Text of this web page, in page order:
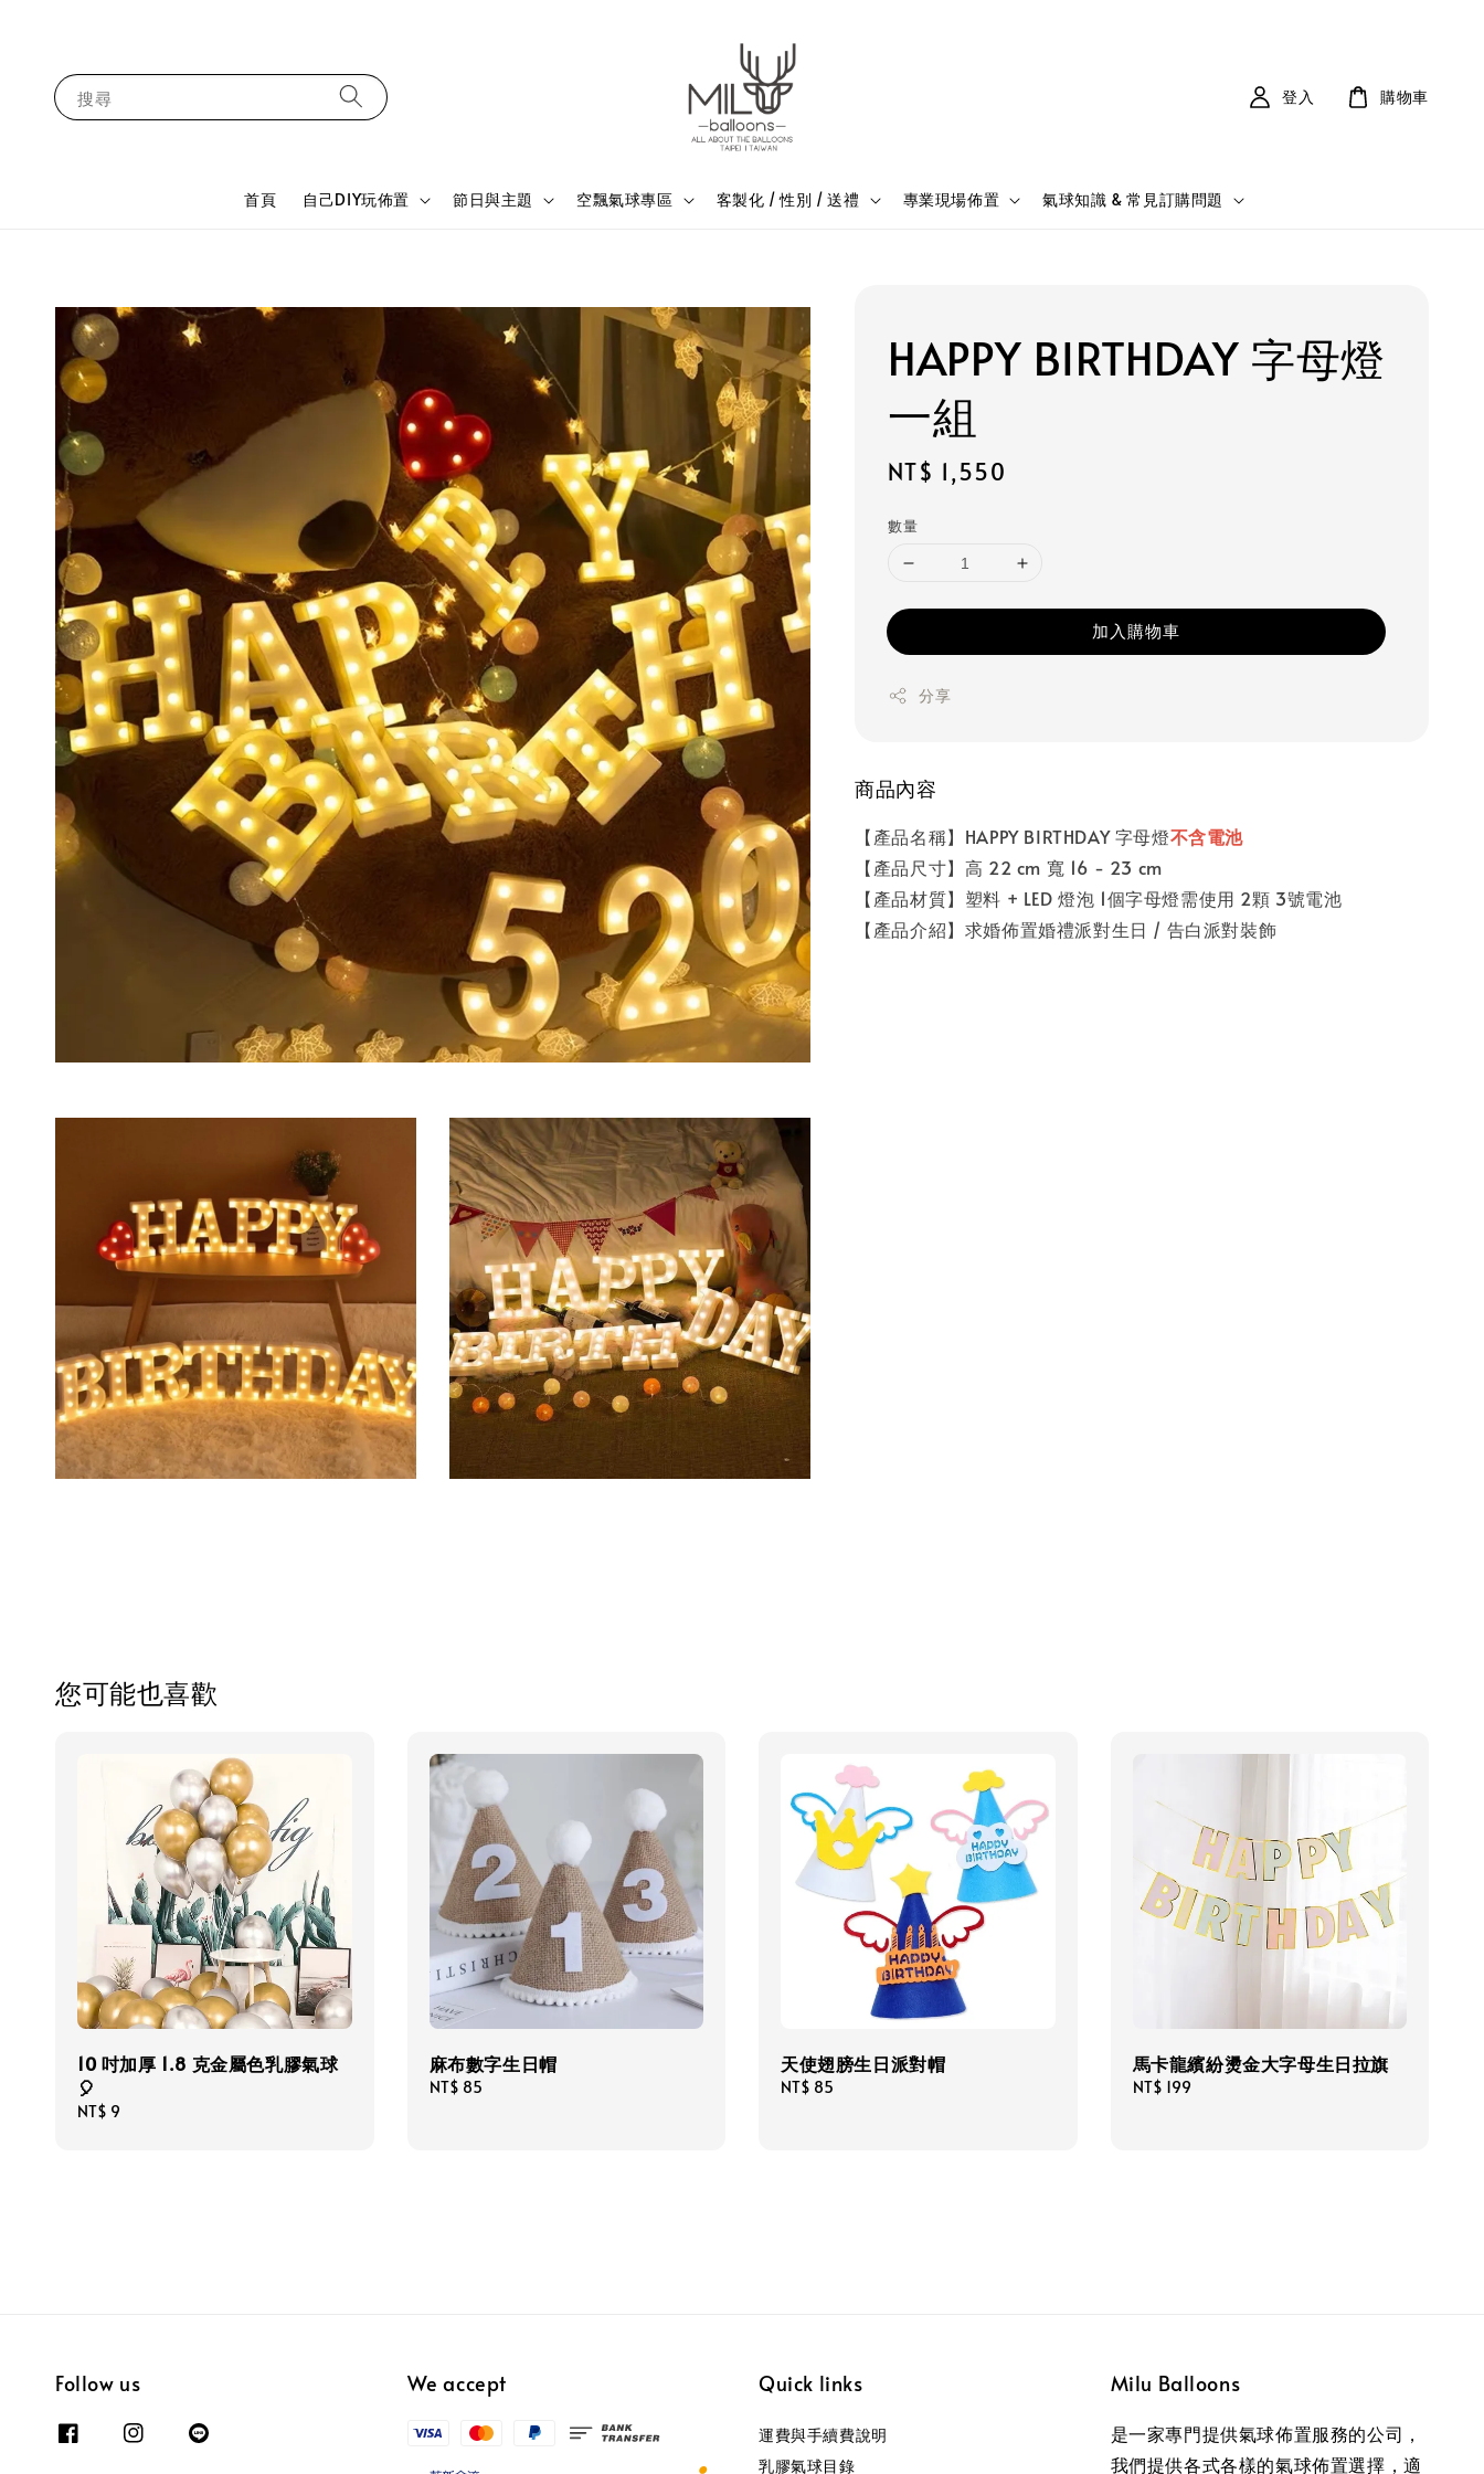
搜尋
首頁 自己DIY玩佈置 節日與主題 空飄氣球專區 客製化 / 性別 / 送禮 專業現場佈置 氣球知識 & 常見訂購問題
登入 購物車
HAPPY BIRTHDAY 字母燈
一組
Regular
NT$ 1,550
數量
加入購物車
分享
商品內容
【產品名稱】HAPPY BIRTHDAY 字母燈不含電池
【產品尺寸】高 22 cm 寬 16 - 23 cm
【產品材質】塑料 + LED 燈泡 1個字母燈需使用 2顆 3號電池
【產品介紹】求婚佈置婚禮派對生日 / 告白派對裝飾
您可能也喜歡
10 吋加厚 1.8 克金屬色乳膠氣球
🎈
Regular
NT$ 9
麻布數字生日帽
Regular
NT$ 85
天使翅膀生日派對帽
Regular
NT$ 85
馬卡龍繽紛燙金大字母生日拉旗
Regular
NT$ 199
Follow us We accept Quick links
運費與手續費說明
乳膠氣球目錄
Milu Balloons
是一家專門提供氣球佈置服務的公司，
我們提供各式各樣的氣球佈置選擇，適